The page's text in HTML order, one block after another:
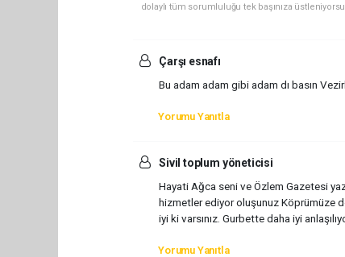
dolaylı tüm sorumluluğu tek başınıza
Çarşı esnafı
Bu adam adam gibi adam dı basın
Yorumu Yanıtla
Sivil toplum yöneticisi
Hayati Ağca seni ve Özlem Gazetesi
hizmetler ediyor oluşunuz Köprümüze
iyi ki varsınız. Gurbette daha iyi
Yorumu Yanıtla